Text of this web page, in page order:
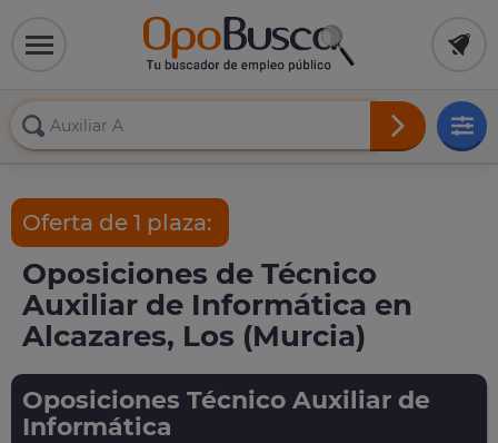
Oferta de 1 plaza:
Oposiciones de Técnico
Auxiliar de Informática en
Alcazares, Los (Murcia)
Oposiciones Técnico Auxiliar de
Informática